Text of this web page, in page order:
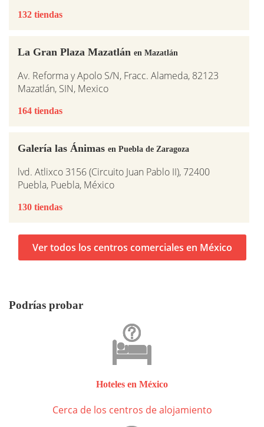
132 tiendas
La Gran Plaza Mazatlán en Mazatlán
Av. Reforma y Apolo S/N, Fracc. Alameda, 82123
Mazatlán, SIN, Mexico
164 tiendas
Galería las Ánimas en Puebla de Zaragoza
lvd. Atlixco 3156 (Circuito Juan Pablo II), 72400
Puebla, Puebla, México
130 tiendas
Ver todos los centros comerciales en México
Podrías probar
Hoteles en México
Cerca de los centros de alojamiento